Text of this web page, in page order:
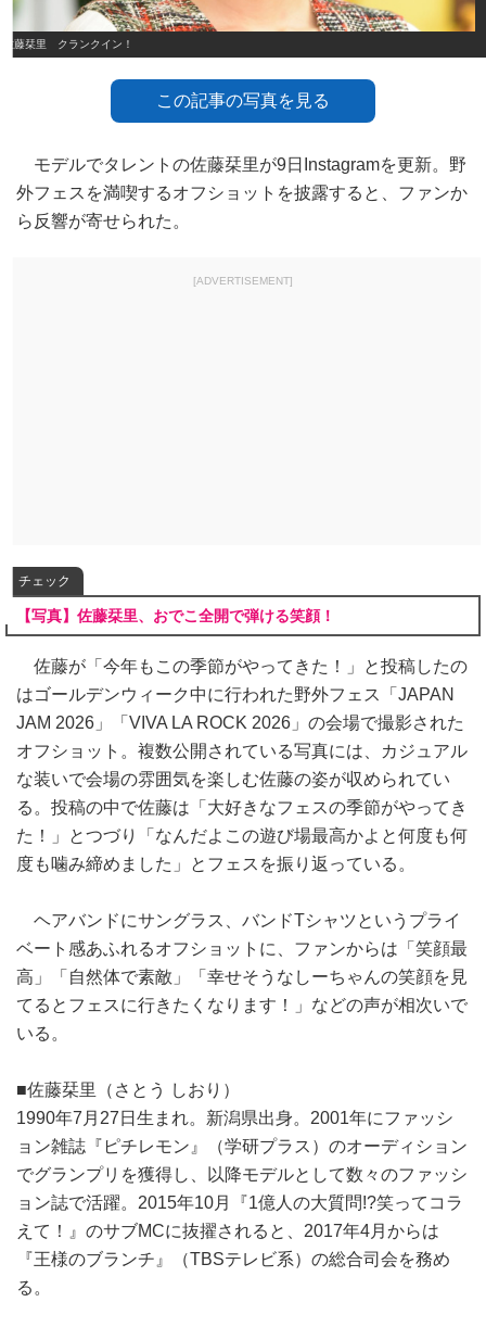
佐藤栞里 クランクイン！
この記事の写真を見る
モデルでタレントの佐藤栞里が9日Instagramを更新。野
外フェスを満喫するオフショットを披露すると、ファンか
ら反響が寄せられた。
[ADVERTISEMENT]
チェック
【写真】佐藤栞里、おでこ全開で弾ける笑顔！
佐藤が「今年もこの季節がやってきた！」と投稿したの
はゴールデンウィーク中に行われた野外フェス「JAPAN
JAM 2026」「VIVA LA ROCK 2026」の会場で撮影された
オフショット。複数公開されている写真には、カジュアル
な装いで会場の雰囲気を楽しむ佐藤の姿が収められてい
る。投稿の中で佐藤は「大好きなフェスの季節がやってき
た！」とつづり「なんだよこの遊び場最高かよと何度も何
度も噛み締めました」とフェスを振り返っている。
ヘアバンドにサングラス、バンドTシャツというプライ
ベート感あふれるオフショットに、ファンからは「笑顔最
高」「自然体で素敵」「幸せそうなしーちゃんの笑顔を見
てるとフェスに行きたくなります！」などの声が相次いで
いる。
■佐藤栞里（さとう しおり）
1990年7月27日生まれ。新潟県出身。2001年にファッシ
ョン雑誌『ピチレモン』（学研プラス）のオーディション
でグランプリを獲得し、以降モデルとして数々のファッシ
ョン誌で活躍。2015年10月『1億人の大質問!?笑ってコラ
えて！』のサブMCに抜擢されると、2017年4月からは
『王様のブランチ』（TBSテレビ系）の総合司会を務め
る。